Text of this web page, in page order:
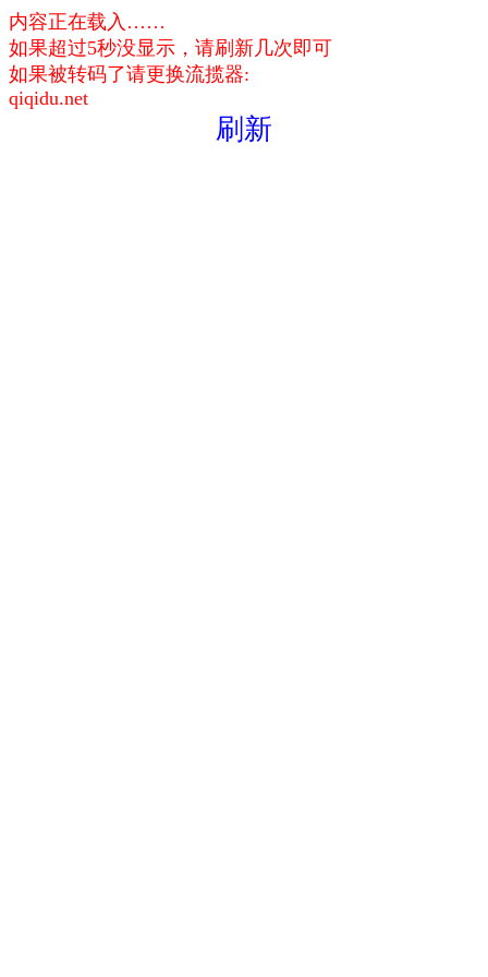
内容正在载入……
如果超过5秒没显示，请刷新几次即可
如果被转码了请更换流揽器:
qiqidu.net
刷新